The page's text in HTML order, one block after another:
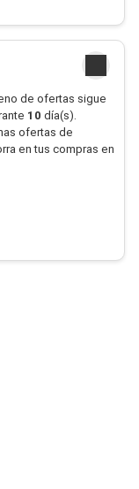
de ofertas sigue
10 día(s).
ofertas de
en tus compras en